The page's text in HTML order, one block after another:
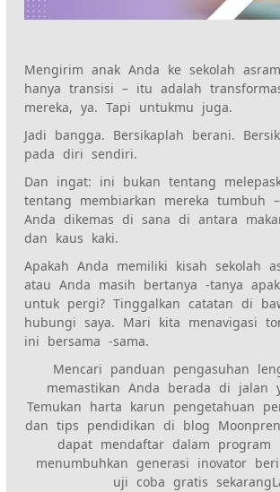
Mengirim anak Anda ke sekolah
hanya transisi – itu adalah
mereka, ya. Tapi untukmu juga.
Jadi bangga. Bersikaplah berani.
pada diri sendiri.
Dan ingat: ini bukan tentang
tentang membiarkan mereka tumbuh
Anda dikemas di sana di antara
dan kaus kaki.
Apakah Anda memiliki kisah sekolah
atau Anda masih bertanya -tanya
untuk pergi? Tinggalkan catatan di
hubungi saya. Mari kita menavigasi
ini bersama -sama.
Mencari panduan pengasuhan
memastikan Anda berada di jalan
Temukan harta karun pengetahuan
dan tips pendidikan di blog
dapat mendaftar dalam program
menumbuhkan generasi inovator
uji coba gratis sekarang